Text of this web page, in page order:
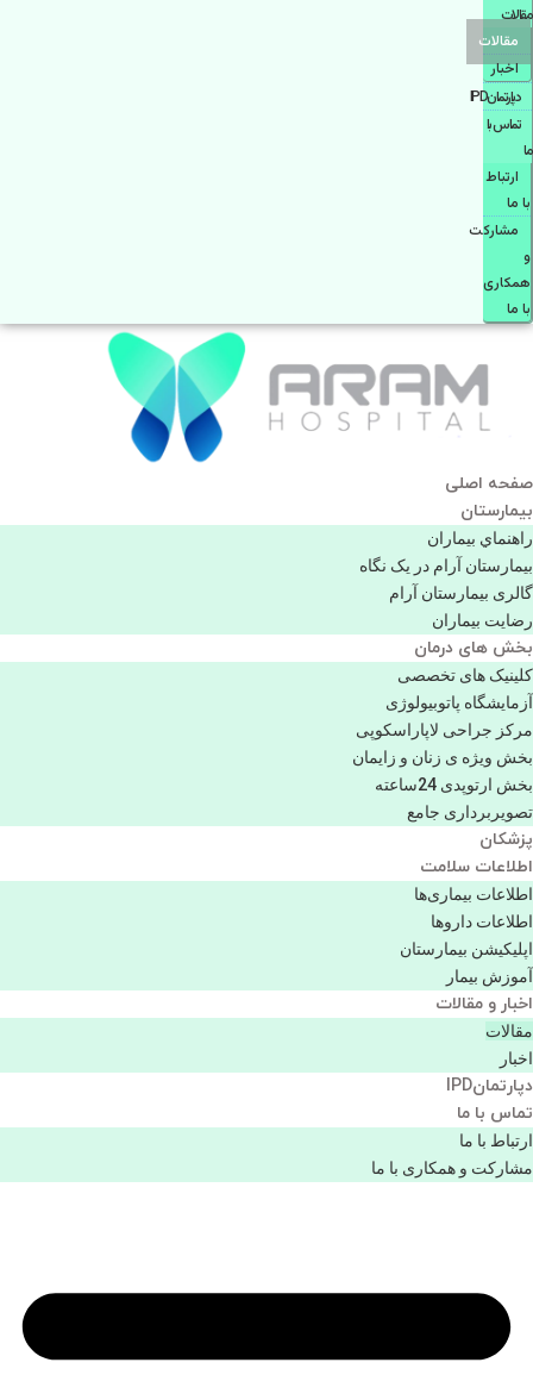
مقالات
مقالات
اخبار
دپارتمانIPD
تماس با
ما
ارتباط
با ما
مشاركت
و
همكاری
با ما
صفحه اصلی
بيمارستان
راهنماي بیماران
بیمارستان آرام در یک نگاه
گالری بیمارستان آرام
رضایت بیماران
بخش های درمان
کلینیک های تخصصی
آزمایشگاه پاتوبیولوژی
مرکز جراحی لاپاراسکوپی
بخش ویژه ی زنان و زایمان
بخش ارتوپدی 24ساعته
تصویربرداری جامع
پزشكان
اطلاعات سلامت
اطلاعات بیماری‌ها
اطلاعات دارو‌ها
اپليكيشن بيمارستان
آموزش بیمار
اخبار و مقالات
مقالات
اخبار
دپارتمانIPD
تماس با ما
ارتباط با ما
مشاركت و همكاری با ما